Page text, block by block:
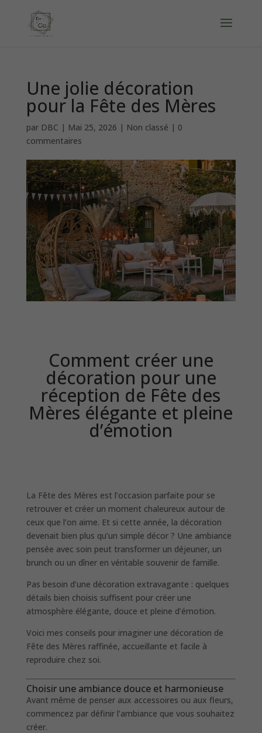
Une jolie décoration
pour la Fête des Mères
par DBC | Mai 25, 2026 | Non classé | 0
commentaires
Comment créer une
décoration pour une
réception de Fête des
Mères élégante et pleine
d’émotion
La Fête des Mères est l’occasion parfaite pour se
retrouver et créer un moment chaleureux autour de
ceux que l’on aime. Et si cette année, la décoration
devenait bien plus qu’un simple décor ? Une ambiance
pensée avec soin peut transformer un déjeuner, un
brunch ou un dîner en véritable souvenir de famille.
Pas besoin d’une décoration extravagante : quelques
détails bien choisis suffisent pour créer une
atmosphère élégante, douce et pleine d’émotion.
Voici mes conseils pour imaginer une décoration de
Fête des Mères raffinée, accueillante et facile à
reproduire chez soi.
Choisir une ambiance douce et harmonieuse
Avant même de penser aux accessoires ou aux fleurs,
commencez par définir l’ambiance que vous souhaitez
créer.